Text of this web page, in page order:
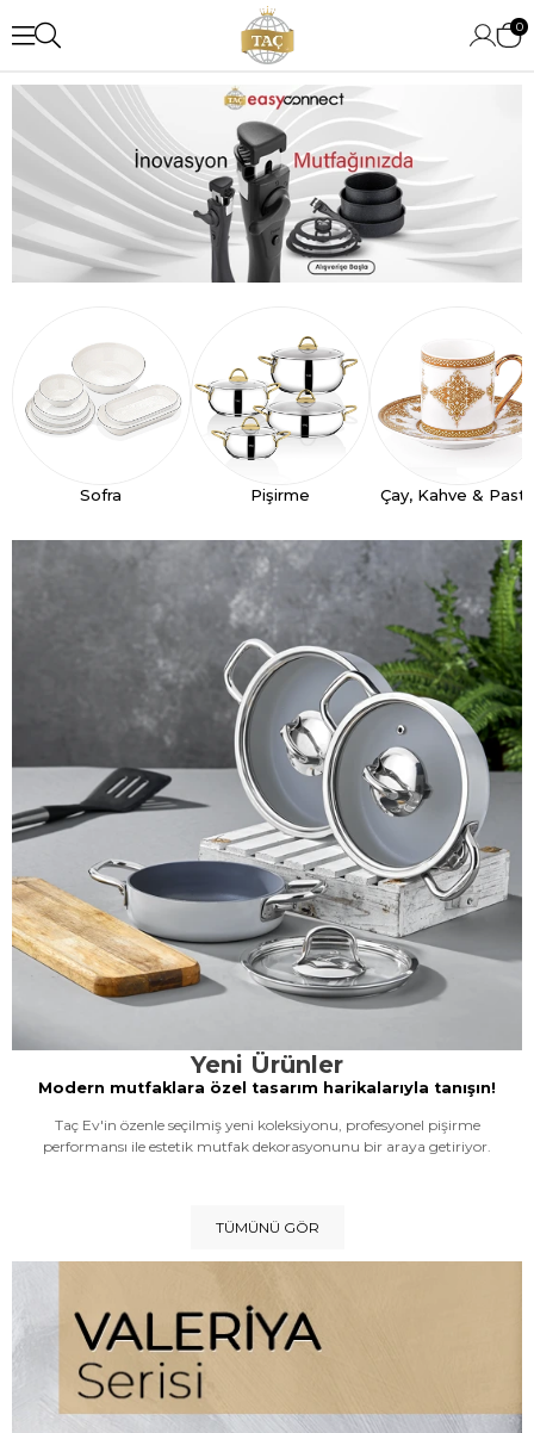
0
Sofra Pişirme Çay, Kahve &
Yeni Ürünler
Modern mutfaklara özel tasarım harikalarıyla tanışın!
Taç Ev'in özenle seçilmiş yeni koleksiyonu, profesyonel pişirme
performansı ile estetik mutfak dekorasyonunu bir araya getiriyor.
TÜMÜNÜ GÖR